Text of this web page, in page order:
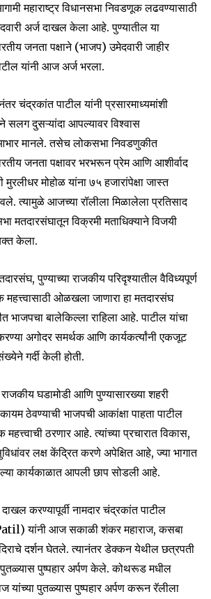
and be part of the
enter your email address on our website
button below. Don't worry, we respect
spam your inbox. Your information is
महाराष्ट्र विधानसभा निवडणूक लढवण्यासाठी
अर्ज दाखल केला आहे. पुण्यातील या
जनता पक्षाने (भाजप) उमेदवारी जाहीर
यांनी आज अर्ज भरला.
चंद्रकांत पाटील यांनी प्रसारमाध्यमांशी
सलग दुसऱ्यांदा आपल्यावर विश्वास
आभार मानले. तसेच लोकसभा निवडणुकीत
जनता पक्षावर भरभरून प्रेम आणि आशीर्वाद
मोहोळ यांना ७५ हजारांपेक्षा जास्त
त्यामुळे आजच्या रॉलीला मिळालेला प्रतिसाद
मतदारसंघातून विक्रमी मताधिक्याने विजयी
केला.
पुण्याच्या राजकीय परिदृश्यातील वैविध्यपूर्ण
महत्त्वासाठी ओळखला जाणारा हा मतदारसंघ
भाजपचा बालेकिल्ला राहिला आहे. पाटील यांचा
अगोदर समर्थक आणि कार्यकर्त्यांनी एकजूट
गर्दी केली होती.
राजकीय घडामोडी आणि पुण्यासारख्या शहरी
ठेवण्याची भाजपची आकांक्षा पाहता पाटील
महत्त्वाची ठरणार आहे. त्यांच्या प्रचारात विकास,
लक्ष केंद्रित करणे अपेक्षित आहे, ज्या भागात
कार्यकाळात आपली छाप सोडली आहे.
करण्यापूर्वी नामदार चंद्रकांत पाटील
यांनी आज सकाळी शंकर महाराज, कसबा
दर्शन घेतले. त्यानंतर डेक्कन येथील छत्रपती
पुतळ्यास पुष्पहार अर्पण केले. कोथरूड मधील
यांच्या पुतळ्यास पुष्पहार अर्पण करून रॅलीला